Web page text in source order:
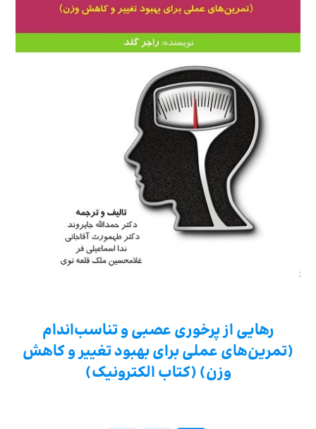
رهایی از پرخوری عصبی و تناسب‌اندام
(تمرین‌های عملی برای بهبود تغییر و کاهش
وزن) (کتاب الکترونیک)